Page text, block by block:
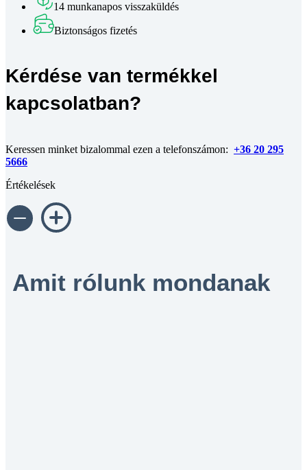
14 munkanapos visszaküldés
Biztonságos fizetés
Kérdése van termékkel
kapcsolatban?
Keressen minket bizalommal ezen a telefonszámon: +36 20 295
5666
Értékelések
Amit rólunk mondanak